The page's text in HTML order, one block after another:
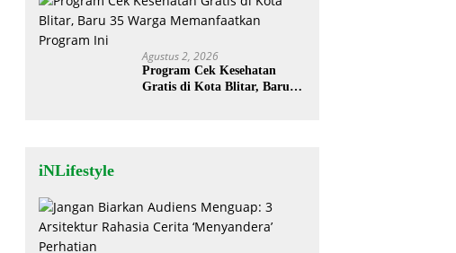
Agustus 2, 2026
Program Cek Kesehatan
Gratis di Kota Blitar, Baru
iNLifestyle